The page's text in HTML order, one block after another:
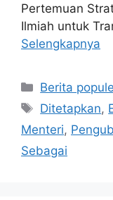
Pertemuan
Ilmiah untuk
Selengkapnya
Kategori
Berita
Tag
Ditetapkan,
Menteri,
Sebagai